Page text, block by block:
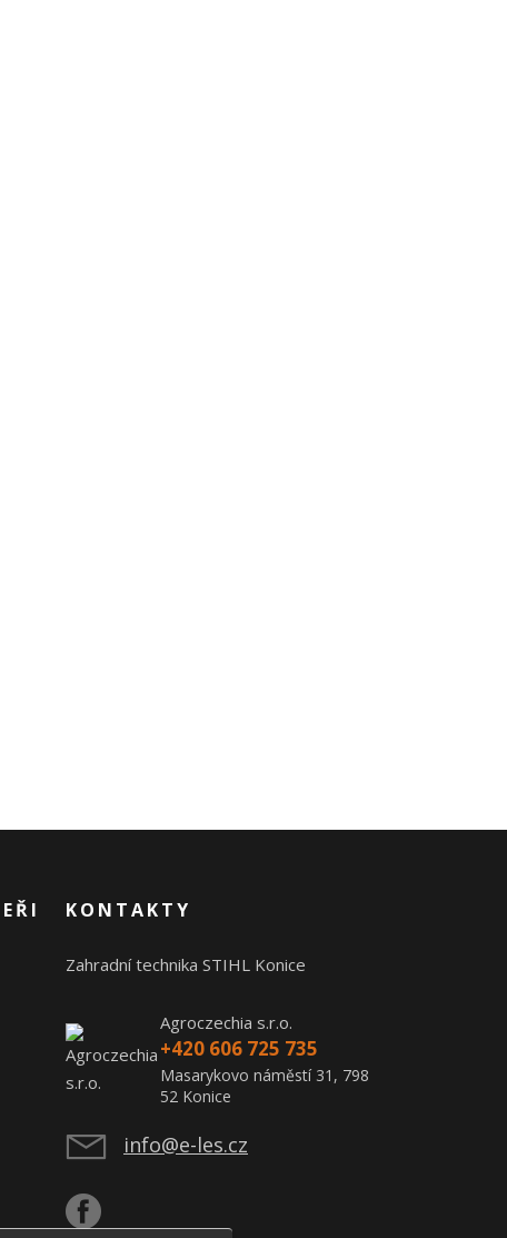
KONTAKTY
Zahradní technika STIHL Konice
Agroczechia s.r.o.
+420 606 725 735
Masarykovo náměstí 31, 798
52 Konice
info@e-les.cz